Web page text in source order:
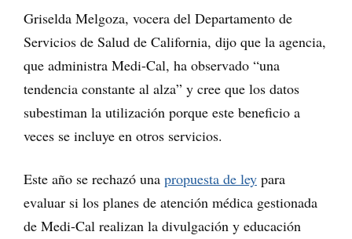
Griselda Melgoza, vocera del Departamento de
Servicios de Salud de California, dijo que la agencia,
que administra Medi-Cal, ha observado “una
tendencia constante al alza” y cree que los datos
subestiman la utilización porque este beneficio a
veces se incluye en otros servicios.
Este año se rechazó una propuesta de ley para
evaluar si los planes de atención médica gestionada
de Medi-Cal realizan la divulgación y educación